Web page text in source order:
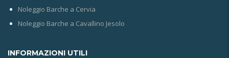
Noleggio Barche a Cervia
Noleggio Barche a Cavallino Jesolo
INFORMAZIONI UTILI